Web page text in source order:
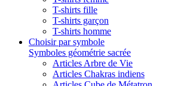
T-shirts fille
T-shirts garçon
T-shirts homme
Choisir par symbole
Symboles géométrie sacrée
Articles Arbre de Vie
Articles Chakras indiens